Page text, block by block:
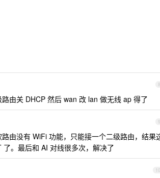
8
由关 DHCP 然后 wan 改 lan 做无线 ap 得了
9
由没有 WiFi 功能，只能接一个二级路由，结果
。最后和 AI 对线很多次，解决了
10